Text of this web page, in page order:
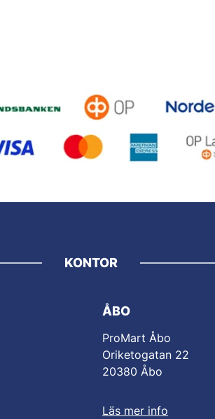
KONTOR
ÅBO
ProMart Åbo
Oriketogatan 22
20380 Åbo
Läs mer info